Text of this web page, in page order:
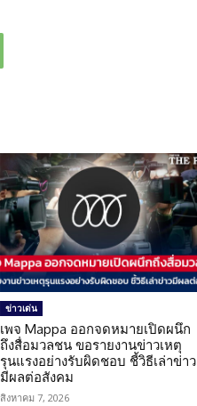
ข่าวเด่น
เพจ Mappa ออกจดหมายเปิดผนึก
ถึงสื่อมวลชน ขอรายงานข่าวเหตุ
รุนแรงอย่างรับผิดชอบ ชี้วิธีเล่าข่าว
มีผลต่อสังคม
สิงหาคม 7, 2026